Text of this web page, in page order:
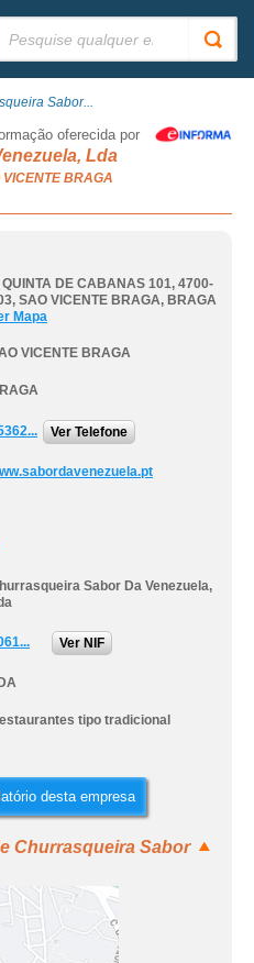
Sabor...
oferecida por
Lda
BRAGA
QUINTA DE CABANAS 101, 4700-
, SAO VICENTE BRAGA, BRAGA
Mapa
VICENTE BRAGA
Ver Telefone
Sabor Da Venezuela,
Ver NIF
tipo tradicional
desta empresa
Churrasqueira Sabor